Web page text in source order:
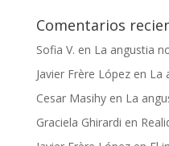
Comentarios
Sofia V. en La angustia
Javier Frère Lópezen La
Cesar Masihyen La
Graciela Ghirardi en